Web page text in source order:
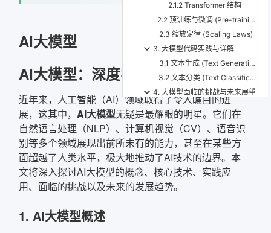
AI大模型
AI大模型：深度学习的新范式
近年来，人工智能（AI）领域取得了令人瞩目的进
展，这其中， AI大模型无疑是最耀眼的明星。它们在
自然语言处理（NLP）、计算机视觉（CV）、语音识
别等多个领域展现出前所未有的能力，甚至在某些方
面超越了人类水平，极大地推动了AI技术的边界。本
文将深入探讨AI大模型的概念、核心技术、实践应
用、面临的挑战以及未来的发展趋势。
1. AI大模型概述
2.1.2 Transformer 结构
2.2 预训练与微调 (Pre-training & Fine-tuning)
2.3 缩放定律 (Scaling Laws)
3. 大模型代码实践与详解
3.1 文本生成 (Text Generation)
3.2 文本分类 (Text Classification)
4. 大模型面临的挑战与未来展望
4.1 大模型面临的挑战
4.2 大模型的未来展望
5. 结论